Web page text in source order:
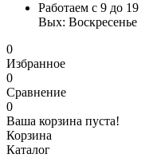
Работаем с 9 до 19
Вых: Воскресенье
0
Избранное
0
Сравнение
0
Ваша корзина пуста!
Корзина
Каталог